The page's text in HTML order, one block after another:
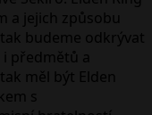
a jejich způsobu
budeme odkrývat
předmětů a
měl být Elden
s